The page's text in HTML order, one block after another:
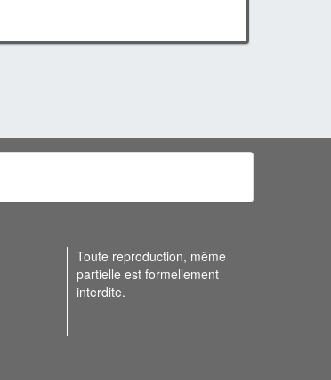
Toute reproduction, même
partielle est formellement
interdite.